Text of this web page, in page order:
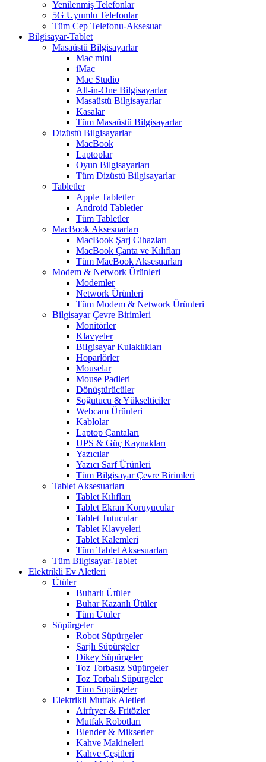
Yenilenmiş Telefonlar
5G Uyumlu Telefonlar
Tüm Cep Telefonu-Aksesuar
Bilgisayar-Tablet
Masaüstü Bilgisayarlar
Mac mini
iMac
Mac Studio
All-in-One Bilgisayarlar
Masaüstü Bilgisayarlar
Kasalar
Tüm Masaüstü Bilgisayarlar
Dizüstü Bilgisayarlar
MacBook
Laptoplar
Oyun Bilgisayarları
Tüm Dizüstü Bilgisayarlar
Tabletler
Apple Tabletler
Android Tabletler
Tüm Tabletler
MacBook Aksesuarları
MacBook Şarj Cihazları
MacBook Çanta ve Kılıfları
Tüm MacBook Aksesuarları
Modem & Network Ürünleri
Modemler
Network Ürünleri
Tüm Modem & Network Ürünleri
Bilgisayar Çevre Birimleri
Monitörler
Klavyeler
BiIgisayar Kulaklıkları
Hoparlörler
Mouselar
Mouse Padleri
Dönüştürücüler
Soğutucu & Yükselticiler
Webcam Ürünleri
Kablolar
Laptop Çantaları
UPS & Güç Kaynakları
Yazıcılar
Yazıcı Sarf Ürünleri
Tüm Bilgisayar Çevre Birimleri
Tablet Aksesuarları
Tablet Kılıfları
Tablet Ekran Koruyucular
Tablet Tutucular
Tablet Klavyeleri
Tablet Kalemleri
Tüm Tablet Aksesuarları
Tüm Bilgisayar-Tablet
Elektrikli Ev Aletleri
Ütüler
Buharlı Ütüler
Buhar Kazanlı Ütüler
Tüm Ütüler
Süpürgeler
Robot Süpürgeler
Şarjlı Süpürgeler
Dikey Süpürgeler
Toz Torbasız Süpürgeler
Toz Torbalı Süpürgeler
Tüm Süpürgeler
Elektrikli Mutfak Aletleri
Airfryer & Fritözler
Mutfak Robotları
Blender & Mikserler
Kahve Makineleri
Kahve Çeşitleri